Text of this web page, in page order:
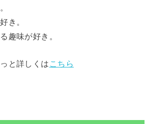
き。
趣味が好き。
と詳しくは こちら